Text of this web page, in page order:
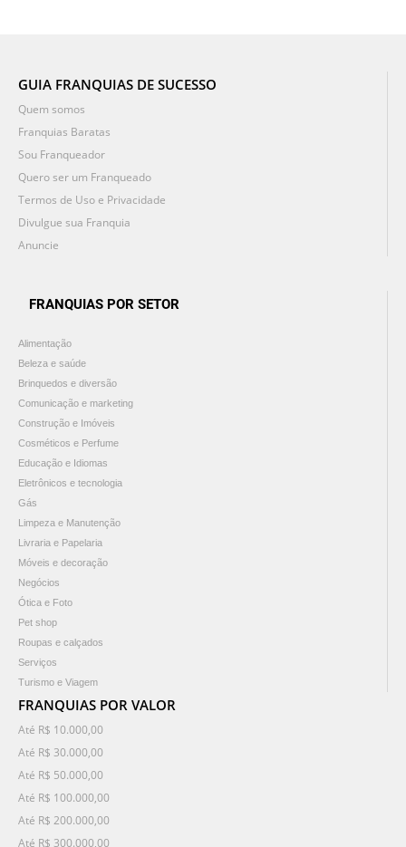
GUIA FRANQUIAS DE SUCESSO
Quem somos
Franquias Baratas
Sou Franqueador
Quero ser um Franqueado
Termos de Uso e Privacidade
Divulgue sua Franquia
Anuncie
FRANQUIAS POR SETOR
Alimentação
Beleza e saúde
Brinquedos e diversão
Comunicação e marketing
Construção e Imóveis
Cosméticos e Perfume
Educação e Idiomas
Eletrônicos e tecnologia
Gás
Limpeza e Manutenção
Livraria e Papelaria
Móveis e decoração
Negócios
Ótica e Foto
Pet shop
Roupas e calçados
Serviços
Turismo e Viagem
FRANQUIAS POR VALOR
Até R$ 10.000,00
Até R$ 30.000,00
Até R$ 50.000,00
Até R$ 100.000,00
Até R$ 200.000,00
Até R$ 300.000,00